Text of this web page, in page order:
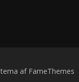
tema af FameThemes